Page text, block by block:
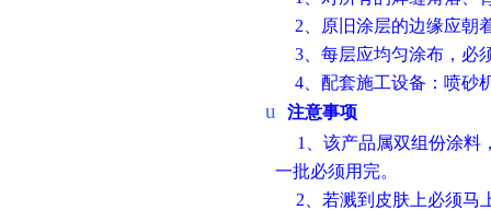
2 、原旧涂层的边缘应
3 、每层应均匀涂布，
4 、配套施工设备：喷
u
注意事项
1
、该产品属双组份涂
一批必须用完。
2 、若溅到皮肤上必须马